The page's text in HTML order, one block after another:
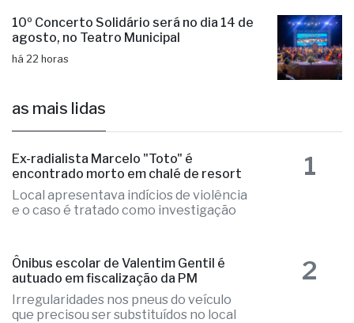
10º Concerto Solidário será no dia 14 de
agosto, no Teatro Municipal
há 22 horas
as mais lidas
Ex-radialista Marcelo "Toto" é
encontrado morto em chalé de resort
Local apresentava indícios de violência
e o caso é tratado como investigação
1
Ônibus escolar de Valentim Gentil é
autuado em fiscalização da PM
Irregularidades nos pneus do veículo
que precisou ser substituídos no local
2